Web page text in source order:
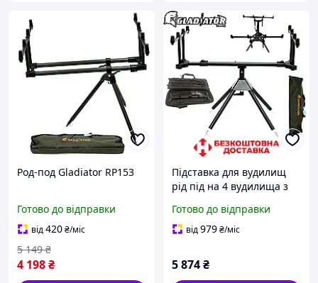
Род-под Gladiator RP153
Готово до відправки
від420₴/міс
4 198₴
5 149 ₴
Підставка для вудилищ
рід під на 4 вудилища з
ніжках Gladiator RP190-
159 вага 3 кг
Готово до відправки
від979₴/міс
5 874₴